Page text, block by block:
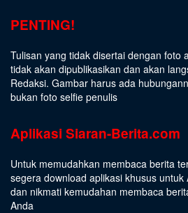
PENTING!
Tulisan yang tidak disertai dengan foto
tidak akan dipublikasikan dan akan
Redaksi. Gambar harus ada
bukan foto selfie penulis
Aplikasi Siaran-Berita.com
Untuk memudahkan membaca berita
segera download aplikasi khusus
dan nikmati kemudahan membaca
Anda